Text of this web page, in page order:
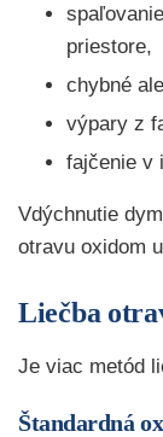
priestore,
chybné
výpary z
fajčenie v
Vdýchnutie
otravu oxidom
Liečba
Je viac metód
Štandardná